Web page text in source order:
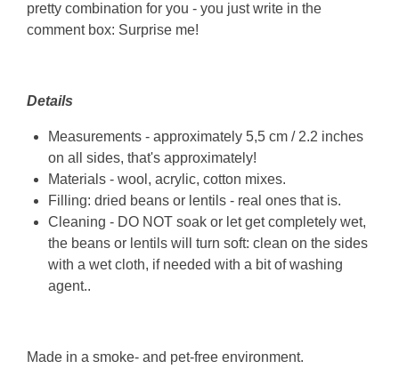
pretty combination for you - you just write in the
comment box: Surprise me!
Details
Measurements - approximately 5,5 cm / 2.2 inches
on all sides, that's approximately!
Materials - wool, acrylic, cotton mixes.
Filling: dried beans or lentils - real ones that is.
Cleaning - DO NOT soak or let get completely wet,
the beans or lentils will turn soft: clean on the sides
with a wet cloth, if needed with a bit of washing
agent..
Made in a smoke- and pet-free environment.